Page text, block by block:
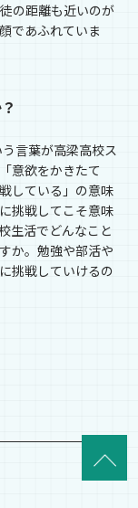
の距離も近いのが
であふれていま
言葉が高梁高校ス
意欲をかきたて
している」の意味
挑戦してこそ意味
生活でどんなこと
か。勉強や部活や
挑戦していけるの